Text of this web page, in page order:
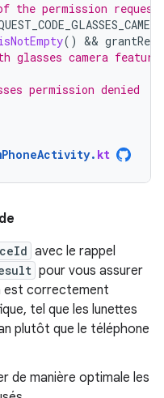
permission request
() &&
glasses camera
permission denied
. kt
avec le rappel
pour vous assurer
est correctement
tel que les lunettes
plutôt que le téléphone
de manière optimale les